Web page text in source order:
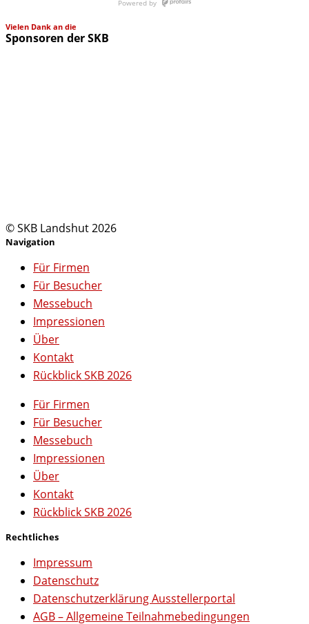
Vielen Dank an die
Sponsoren der SKB
© SKB Landshut 2026
Navigation
Für Firmen
Für Besucher
Messebuch
Impressionen
Über
Kontakt
Rückblick SKB 2026
Für Firmen
Für Besucher
Messebuch
Impressionen
Über
Kontakt
Rückblick SKB 2026
Rechtliches
Impressum
Datenschutz
Datenschutzerklärung Ausstellerportal
AGB – Allgemeine Teilnahmebedingungen